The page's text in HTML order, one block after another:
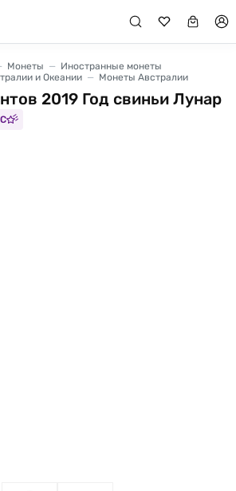
Монеты
Иностранные монеты
и Океании
Монеты Австралии
2019 Год свиньи Лунар